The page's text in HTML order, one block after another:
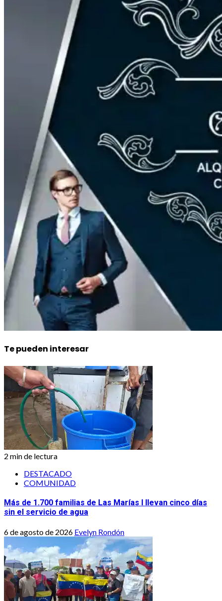
Te pueden interesar
2 min de lectura
DESTACADO
COMUNIDAD
Más de 1.700 familias de Las Marías I llevan cinco días
sin el servicio de agua
6 de agosto de 2026 Evelyn Rondón